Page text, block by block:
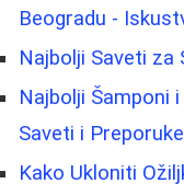
Beogradu -
Najbolji Saveti za
Najbolji Šamponi
Saveti i Preporuke
Kako Ukloniti